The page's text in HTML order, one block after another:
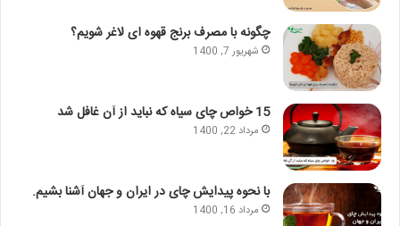
چگونه با مصرف برنج قهوه ای لاغر شویم؟
شهریور 7, 1400
15 خواص چای سیاه که نباید از آن غافل شد
مرداد 22, 1400
با نحوه پیدایش چای در ایران و جهان آشنا بشیم.
مرداد 16, 1400